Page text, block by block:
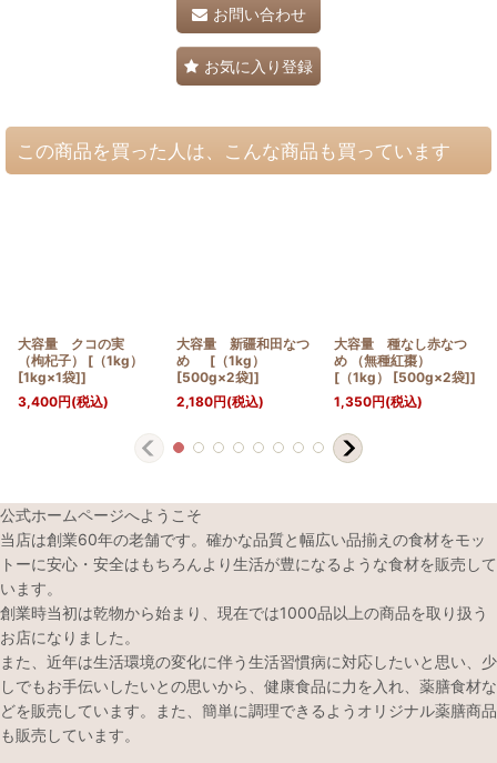
お問い合わせ
お気に入り登録
この商品を買った人は、こんな商品も買っています
大容量 クコの実
（枸杞子） [（1kg）
[1kg×1袋]]
3,400円(税込)
大容量 新疆和田なつ
め [（1kg）
[500g×2袋]]
2,180円(税込)
大容量 種なし赤なつ
め （無種紅棗）
[ （1kg） [500g×2袋]]
1,350円(税込)
公式ホームページへようこそ
当店は創業60年の老舗です。確かな品質と幅広い品揃えの食材をモッ
トーに安心・安全はもちろんより生活が豊になるような食材を販売して
います。
創業時当初は乾物から始まり、現在では1000品以上の商品を取り扱う
お店になりました。
また、近年は生活環境の変化に伴う生活習慣病に対応したいと思い、少
しでもお手伝いしたいとの思いから、健康食品に力を入れ、薬膳食材な
どを販売しています。また、簡単に調理できるようオリジナル薬膳商品
も販売しています。